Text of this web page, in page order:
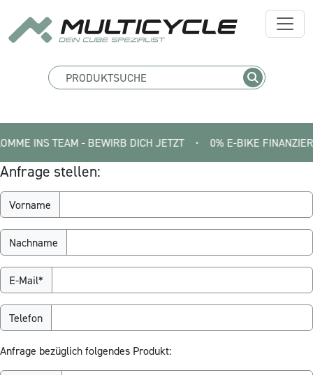
INS TEAM - BEWIRB DICH JETZT • 0% E-BIKE
Anfrage stellen:
Vorname
Nachname
E-Mail*
Telefon
Anfrage bezüglich folgendes Produkt: